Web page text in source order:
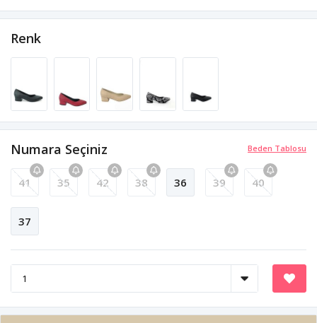
Renk
Beden Tablosu
Numara Seçiniz
41 35 42 38 36 39 40
37